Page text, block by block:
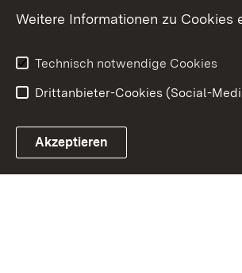
Link zum Landesportal
Weitere Informationen zu Cookies
Technisch notwendige Cookies
Drittanbieter-Cookies (Social-
Akzeptieren